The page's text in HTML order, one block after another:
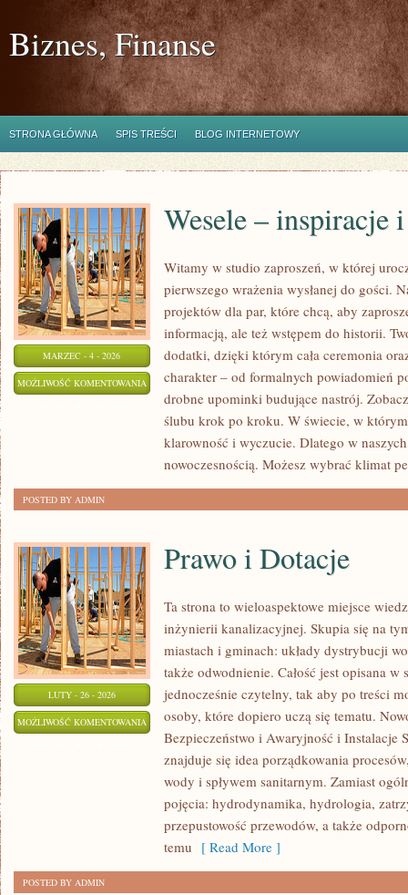
Biznes, Finanse
STRONA GŁÓWNA SPIS TREŚCI BLOG INTERNETOWY
MARZEC - 4 - 2026
MOŻLIWOŚĆ KOMENTOWANIA WESELE
INSPIRACJE
POMYSŁY
Wesele – inspiracje
Witamy w studio zaproszeń, w której
pierwszego wrażenia wysłanej do gości.
projektów dla par, które chcą, aby
informacją, ale też wstępem do historii.
dodatki, dzięki którym cała ceremonia
charakter – od formalnych powiadomień
drobne upominki budujące nastrój.
ślubu krok po kroku. W świecie, w
klarowność i wyczucie. Dlatego w
nowoczesnością. Możesz wybrać klimat
POSTED BY ADMIN
LUTY - 26 - 2026
MOŻLIWOŚĆ KOMENTOWANIA PRAWO
DOTACJE
Prawo i Dotacje
Ta strona to wieloaspektowe miejsce
inżynierii kanalizacyjnej. Skupia się na
miastach i gminach: układy dystrybucji
także odwodnienie. Całość jest opisana
jednocześnie czytelny, tak aby po treści
osoby, które dopiero uczą się tematu.
Bezpieczeństwo i Awaryjność i Instalacje
znajduje się idea porządkowania
wody i spływem sanitarnym. Zamiast
pojęcia: hydrodynamika, hydrologia,
przepustowość przewodów, a także
temu [ Read More ]
POSTED BY ADMIN